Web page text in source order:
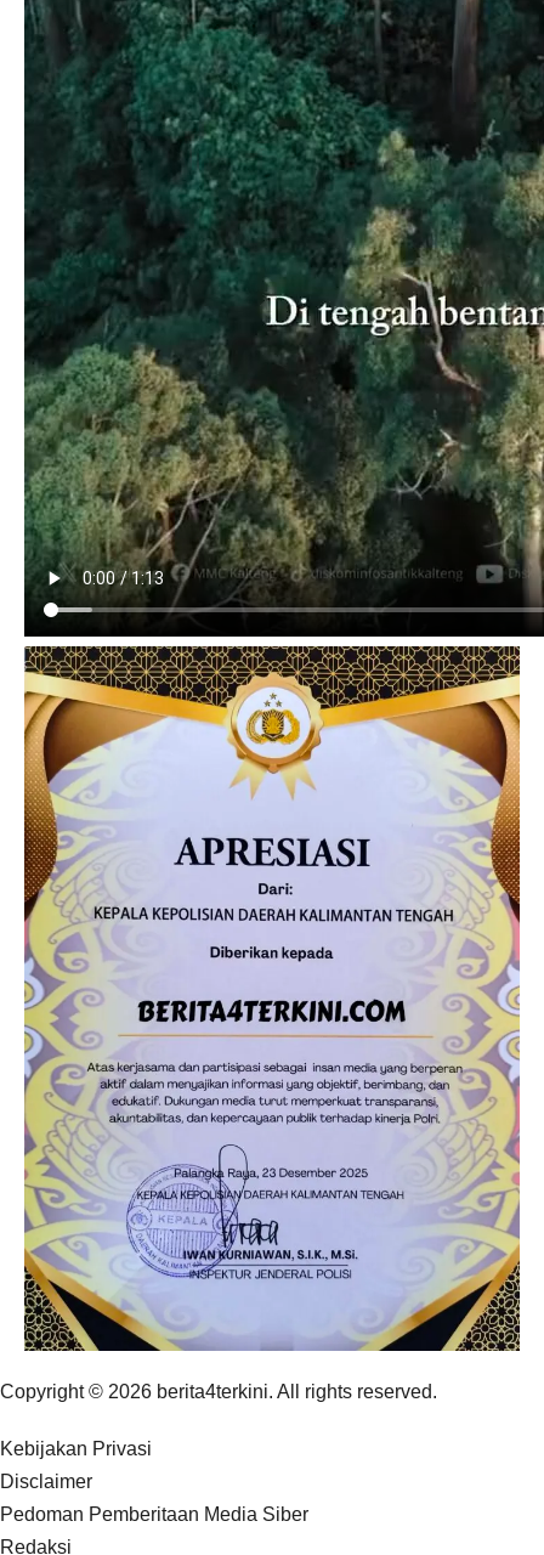
Copyright © 2026 berita4terkini. All rights reserved.
Kebijakan Privasi
Disclaimer
Pedoman Pemberitaan Media Siber
Redaksi